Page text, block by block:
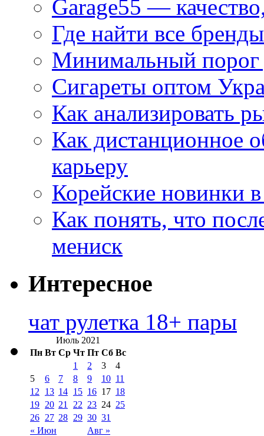
Garage55 —
Где найти все
Минимальный порог
Сигареты оптом
Как анализировать
Как дистанционное
карьеру
Корейские новинки
Как понять, что
мениск
Интересное
чат рулетка 18+ пары
Июль 2021
Пн Вт Ср Чт Пт Сб Вс
« Июн Авг »
1 2 3
4
5
6 7 8 9 10 11
12
13 14 15 16 17 18
19 20 21 22 23 24 25
26 27 28 29 30 31